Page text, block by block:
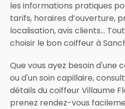
les informations pratiques
tarifs, horaires d’ouverture,
localisation, avis clients…
choisir le bon coiffeur à
Que vous ayez besoin d'une
ou d'un soin capillaire,
détails du coiffeur Villaume
prenez rendez-vous